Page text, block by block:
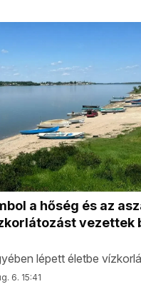
a hőség és az
vezettek
lépett életbe
6. 15:41